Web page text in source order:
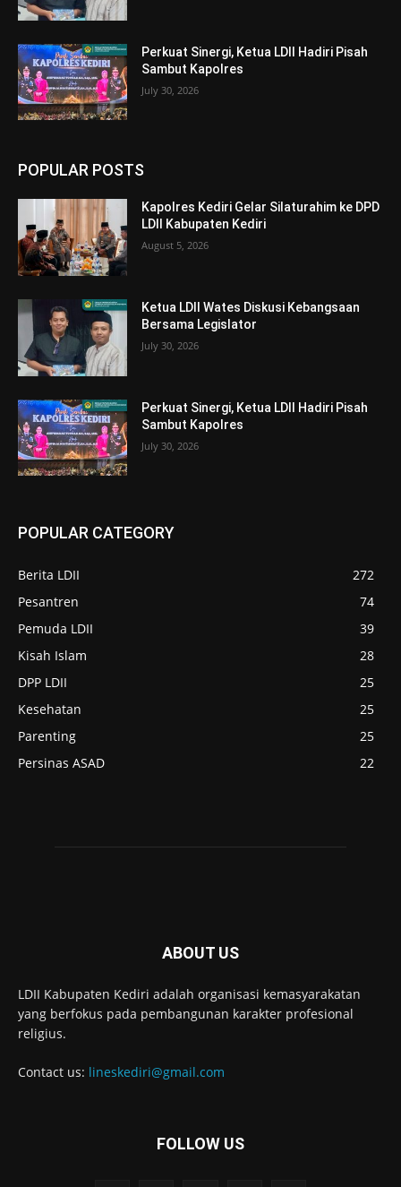
Perkuat Sinergi, Ketua LDII Hadiri Pisah
Sambut Kapolres
July 30, 2026
POPULAR POSTS
Kapolres Kediri Gelar Silaturahim ke DPD
LDII Kabupaten Kediri
August 5, 2026
Ketua LDII Wates Diskusi Kebangsaan
Bersama Legislator
July 30, 2026
Perkuat Sinergi, Ketua LDII Hadiri Pisah
Sambut Kapolres
July 30, 2026
POPULAR CATEGORY
Berita LDII
272
Pesantren
74
Pemuda LDII
39
Kisah Islam
28
DPP LDII
25
Kesehatan
25
Parenting
25
Persinas ASAD
22
ABOUT US
LDII Kabupaten Kediri adalah organisasi kemasyarakatan
yang berfokus pada pembangunan karakter profesional
religius.
Contact us: lineskediri@gmail.com
FOLLOW US